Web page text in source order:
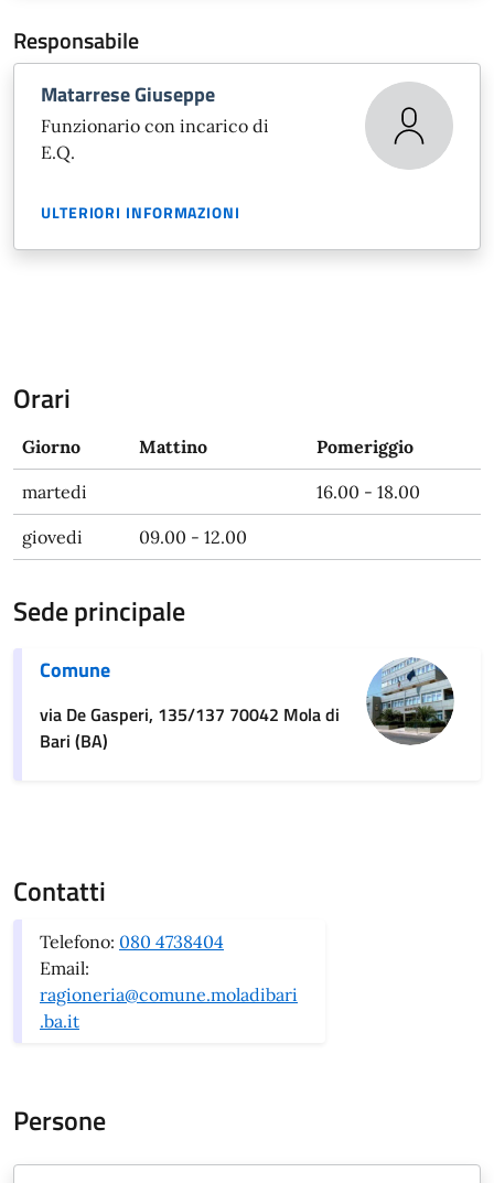
Responsabile
Matarrese Giuseppe
Funzionario con incarico di
E.Q.
ULTERIORI INFORMAZIONI
Orari
Giorno Mattino Pomeriggio
martedi 16.00 - 18.00
giovedi 09.00 - 12.00
Sede principale
Comune
via De Gasperi, 135/137 70042 Mola di
Bari (BA)
Contatti
Telefono: 080 4738404
Email:
ragioneria@comune.moladibari
.ba.it
Persone